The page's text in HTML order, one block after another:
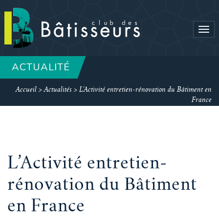
ACTUALITÉ
Accueil >Actualités > L’Activité entretien-rénovation du Bâtiment en
France
L’Activité entretien-
rénovation du Bâtiment
en France